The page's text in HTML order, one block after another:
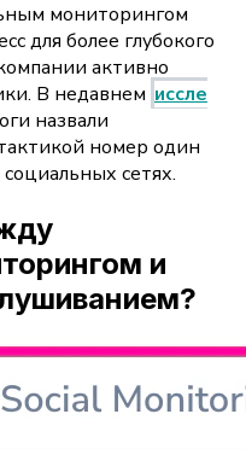
мониторингом
для более глубокого
активно
В недавнем иссле
назвали
номер один
сетях.
и